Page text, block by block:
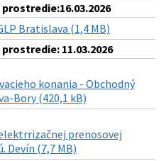
Bratislava (1,4 MB)
11.03.2026
konania - Obchodný
Bory (420,1 kB)
prenosovej
Devín (7,7 MB)